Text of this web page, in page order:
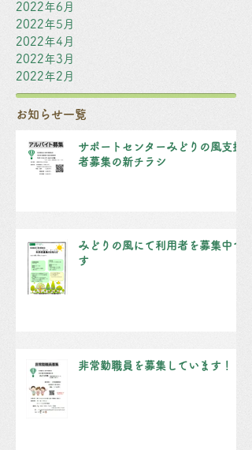
2022年6月
2022年5月
2022年4月
2022年3月
2022年2月
お知らせ一覧
サポートセンターみどりの風支援
者募集の新チラシ
みどりの風にて利用者を募集中で
す
非常勤職員を募集しています！